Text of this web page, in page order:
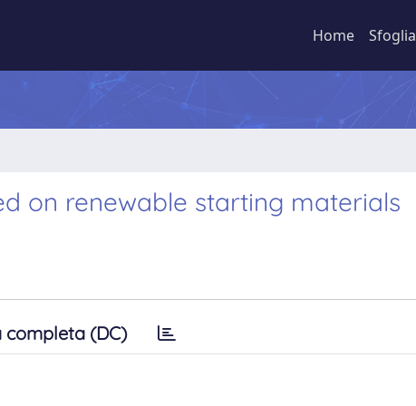
Home Sfoglia
on renewable starting materials
completa (DC)